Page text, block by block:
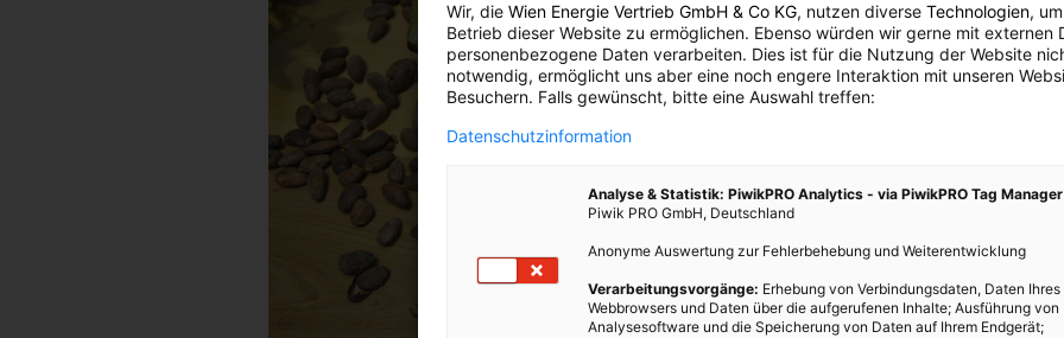
Wir, die Wien Energie Vertrieb GmbH & Co KG, nutzen diverse Technologien,
Betrieb dieser Website zu ermöglichen. Ebenso würden wir gerne mit externen
personenbezogene Daten verarbeiten. Dies ist für die Nutzung der Website
notwendig, ermöglicht uns aber eine noch engere Interaktion mit unseren
Besuchern. Falls gewünscht, bitte eine Auswahl treffen:
Datenschutzinformation
Analyse & Statistik: PiwikPRO Analytics - via PiwikPRO Tag Manager
Piwik PRO GmbH, Deutschland
Anonyme Auswertung zur Fehlerbehebung und Weiterentwicklung
Verarbeitungsvorgänge: Erhebung von Verbindungsdaten, Daten Ihres
Webbrowsers und Daten über die aufgerufenen Inhalte; Ausführung von
Analysesoftware und die Speicherung von Daten auf Ihrem Endgerät;